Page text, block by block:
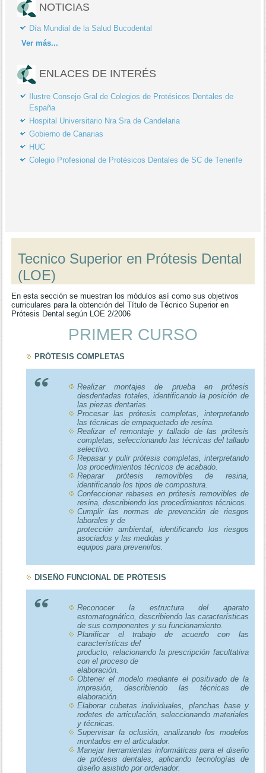
NOTICIAS
Día Mundial de la Salud Bucodental
Ver más...
ENLACES DE INTERÉS
Ilustre Consejo Gral de Colegios de Protésicos Dentales de
España
Hospital Universitario Nra Sra de Candelaria
Gobierno de Canarias
HUC
Colegio Profesional de Protésicos Dentales de SC de Tenerife
Tecnico Superior en Prótesis Dental
(LOE)
En esta sección se muestran los módulos así como sus objetivos
curriculares para la obtención del Título de Técnico Superior en
Prótesis Dental según LOE 2/2006
PRIMER CURSO
PRÓTESIS COMPLETAS
Realizar montajes de prueba en prótesis
desdentadas totales, identificando la posición de
las piezas dentarias.
Procesar las prótesis completas, interpretando
las técnicas de empaquetado de resina.
Realizar el remontaje y tallado de las prótesis
completas, seleccionando las técnicas del tallado
selectivo.
Repasar y pulir prótesis completas, interpretando
los procedimientos técnicos de acabado.
Reparar prótesis removibles de resina,
identificando los tipos de compostura.
Confeccionar rebases en prótesis removibles de
resina, describiendo los procedimientos técnicos.
Cumplir las normas de prevención de riesgos
laborales y de
protección ambiental, identificando los riesgos
asociados y las medidas y
equipos para prevenirlos.
DISEÑO FUNCIONAL DE PRÓTESIS
Reconocer la estructura del aparato
estomatognático, describiendo las características
de sus componentes y su funcionamiento.
Planificar el trabajo de acuerdo con las
características del
producto, relacionando la prescripción facultativa
con el proceso de
elaboración.
Obtener el modelo mediante el positivado de la
impresión, describiendo las técnicas de
elaboración.
Elaborar cubetas individuales, planchas base y
rodetes de articulación, seleccionando materiales
y técnicas.
Supervisar la oclusión, analizando los modelos
montados en el articulador.
Manejar herramientas informáticas para el diseño
de prótesis dentales, aplicando tecnologías de
diseño asistido por ordenador.